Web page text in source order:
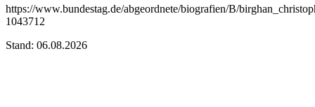
https://www.bundestag.de/abgeordnete/biografien/B/
1043712
Stand: 06.08.2026